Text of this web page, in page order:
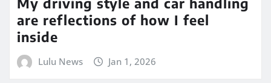
are reflections of how I feel
inside
Lulu News Jan 1, 2026